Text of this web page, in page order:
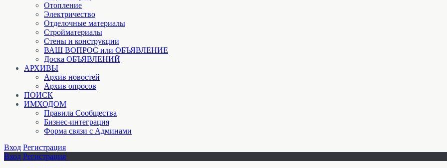
Отопление
Электричество
Отделочные материалы
Стройматериалы
Стены и конструкции
ВАШ ВОПРОС или ОБЪЯВЛЕНИЕ
Доска ОБЪЯВЛЕНИЙ
АРХИВЫ
Архив новостей
Архив опросов
ПОИСК
ИМХОДОМ
Правила Сообщества
Бизнес-интеграция
Форма связи с Админами
Вход Регистрация
Вход Регистрация